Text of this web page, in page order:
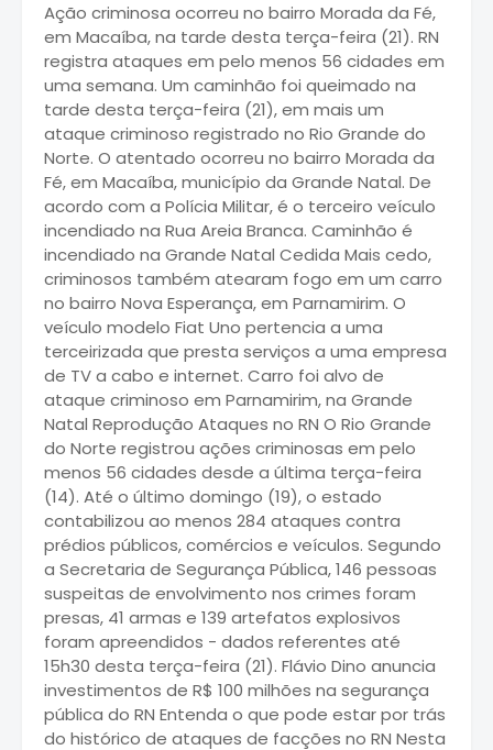
Ação criminosa ocorreu no bairro Morada da Fé,
em Macaíba, na tarde desta terça-feira (21). RN
registra ataques em pelo menos 56 cidades em
uma semana. Um caminhão foi queimado na
tarde desta terça-feira (21), em mais um
ataque criminoso registrado no Rio Grande do
Norte. O atentado ocorreu no bairro Morada da
Fé, em Macaíba, município da Grande Natal. De
acordo com a Polícia Militar, é o terceiro veículo
incendiado na Rua Areia Branca. Caminhão é
incendiado na Grande Natal Cedida Mais cedo,
criminosos também atearam fogo em um carro
no bairro Nova Esperança, em Parnamirim. O
veículo modelo Fiat Uno pertencia a uma
terceirizada que presta serviços a uma empresa
de TV a cabo e internet. Carro foi alvo de
ataque criminoso em Parnamirim, na Grande
Natal Reprodução Ataques no RN O Rio Grande
do Norte registrou ações criminosas em pelo
menos 56 cidades desde a última terça-feira
(14). Até o último domingo (19), o estado
contabilizou ao menos 284 ataques contra
prédios públicos, comércios e veículos. Segundo
a Secretaria de Segurança Pública, 146 pessoas
suspeitas de envolvimento nos crimes foram
presas, 41 armas e 139 artefatos explosivos
foram apreendidos - dados referentes até
15h30 desta terça-feira (21). Flávio Dino anuncia
investimentos de R$ 100 milhões na segurança
pública do RN Entenda o que pode estar por trás
do histórico de ataques de facções no RN Nesta